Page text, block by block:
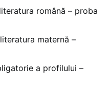
română – proba
maternă –
a profilului –